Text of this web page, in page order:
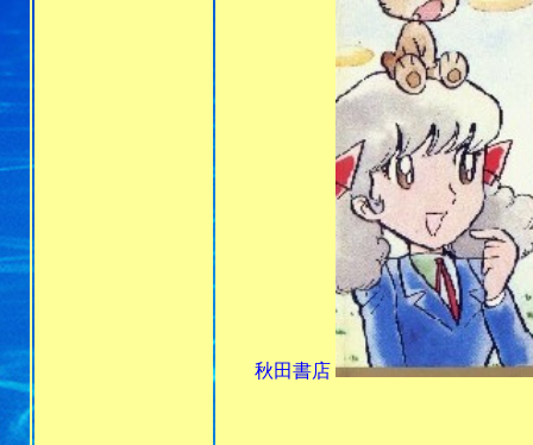
秋田書店